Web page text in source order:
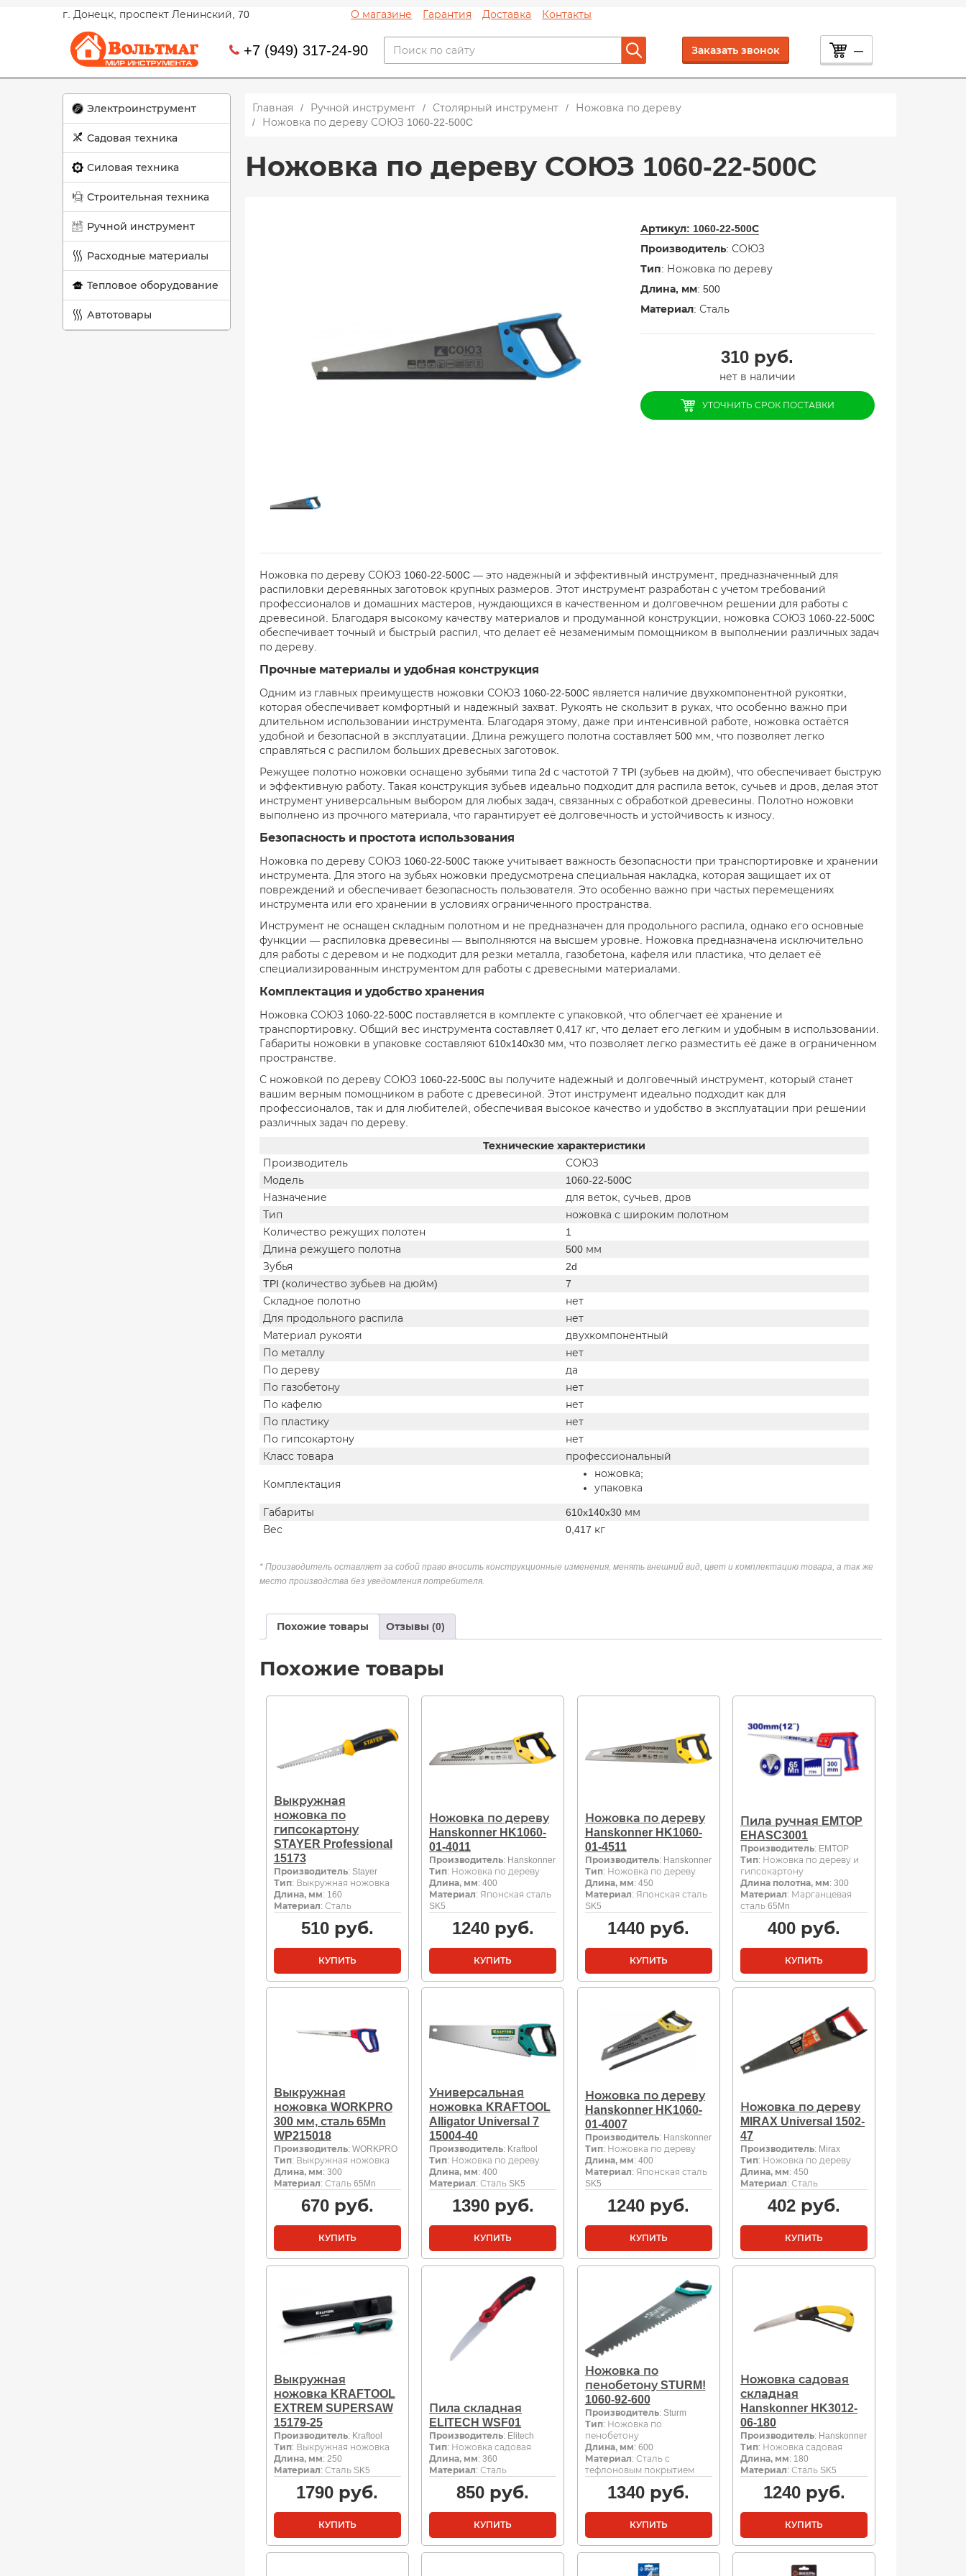
г. Донецк, проспект Ленинский, 70 О магазине Гарантия Доставка Контакты
+7 (949) 317-24-90 Заказать звонок —
Электроинструмент
Садовая техника
Силовая техника
Строительная техника
Ручной инструмент
Расходные материалы
Тепловое оборудование
Автотовары
Главная Ручной инструмент Столярный инструмент
Ножовка по дереву
Ножовка по дереву СОЮЗ 1060-22-500C
Ножовка по дереву СОЮЗ 1060-22-500C
Артикул: 1060-22-500С
Производитель: СОЮЗ
Тип: Ножовка по дереву
Длина, мм: 500
Материал: Сталь
310 руб.
нет в наличии
УТОЧНИТЬ СРОК ПОСТАВКИ
Ножовка по дереву СОЮЗ 1060-22-500C — это надежный и эффективный инструмент, предназначенный для
распиловки деревянных заготовок крупных размеров. Этот инструмент разработан с учетом требований
профессионалов и домашних мастеров, нуждающихся в качественном и долговечном решении для работы с
древесиной. Благодаря высокому качеству материалов и продуманной конструкции, ножовка СОЮЗ 1060-22-500C
обеспечивает точный и быстрый распил, что делает её незаменимым помощником в выполнении различных задач
по дереву.
Прочные материалы и удобная конструкция
Одним из главных преимуществ ножовки СОЮЗ 1060-22-500C является наличие двухкомпонентной рукоятки,
которая обеспечивает комфортный и надежный захват. Рукоять не скользит в руках, что особенно важно при
длительном использовании инструмента. Благодаря этому, даже при интенсивной работе, ножовка остаётся
удобной и безопасной в эксплуатации. Длина режущего полотна составляет 500 мм, что позволяет легко
справляться с распилом больших древесных заготовок.
Режущее полотно ножовки оснащено зубьями типа 2d с частотой 7 TPI (зубьев на дюйм), что обеспечивает быструю
и эффективную работу. Такая конструкция зубьев идеально подходит для распила веток, сучьев и дров, делая этот
инструмент универсальным выбором для любых задач, связанных с обработкой древесины. Полотно ножовки
выполнено из прочного материала, что гарантирует её долговечность и устойчивость к износу.
Безопасность и простота использования
Ножовка по дереву СОЮЗ 1060-22-500C также учитывает важность безопасности при транспортировке и хранении
инструмента. Для этого на зубьях ножовки предусмотрена специальная накладка, которая защищает их от
повреждений и обеспечивает безопасность пользователя. Это особенно важно при частых перемещениях
инструмента или его хранении в условиях ограниченного пространства.
Инструмент не оснащен складным полотном и не предназначен для продольного распила, однако его основные
функции — распиловка древесины — выполняются на высшем уровне. Ножовка предназначена исключительно
для работы с деревом и не подходит для резки металла, газобетона, кафеля или пластика, что делает её
специализированным инструментом для работы с древесными материалами.
Комплектация и удобство хранения
Ножовка СОЮЗ 1060-22-500C поставляется в комплекте с упаковкой, что облегчает её хранение и
транспортировку. Общий вес инструмента составляет 0,417 кг, что делает его легким и удобным в использовании.
Габариты ножовки в упаковке составляют 610x140x30 мм, что позволяет легко разместить её даже в ограниченном
пространстве.
С ножовкой по дереву СОЮЗ 1060-22-500C вы получите надежный и долговечный инструмент, который станет
вашим верным помощником в работе с древесиной. Этот инструмент идеально подходит как для
профессионалов, так и для любителей, обеспечивая высокое качество и удобство в эксплуатации при решении
различных задач по дереву.
Технические характеристики
Производитель
СОЮЗ
Модель
1060-22-500C
Назначение
для веток, сучьев, дров
Тип
ножовка с широким полотном
Количество режущих полотен
1
Длина режущего полотна
500 мм
Зубья
2d
TPI (количество зубьев на дюйм)
7
Складное полотно
нет
Для продольного распила
нет
Материал рукояти
двухкомпонентный
По металлу
нет
По дереву
да
По газобетону
нет
По кафелю
нет
По пластику
нет
По гипсокартону
нет
Класс товара
профессиональный
Комплектация
ножовка;
упаковка
Габариты
610x140x30 мм
Вес
0,417 кг
* Производитель оставляет за собой право вносить конструкционные изменения, менять внешний вид, цвет и комплектацию товара, а так же
место производства без уведомления потребителя.
Похожие товары Отзывы (0)
Похожие товары
Выкружная
ножовка по
гипсокартону
STAYER Professional
15173
Производитель: Stayer
Тип: Выкружная ножовка
Длина, мм: 160
Материал: Сталь
510руб.
КУПИТЬ
Ножовка по дереву
Hanskonner HK1060-
01-4011
Производитель: Hanskonner
Тип: Ножовка по дереву
Длина, мм: 400
Материал: Японская сталь
SK5
1240руб.
КУПИТЬ
Ножовка по дереву
Hanskonner HK1060-
01-4511
Производитель: Hanskonner
Тип: Ножовка по дереву
Длина, мм: 450
Материал: Японская сталь
SK5
1440 руб.
КУПИТЬ
Пила ручная EMTOP
EHASC3001
Производитель: EMTOP
Тип: Ножовка по дереву и
гипсокартону
Длина полотна, мм: 300
Материал: Марганцевая
сталь 65Mn
400 руб.
КУПИТЬ
Выкружная
ножовка WORKPRO
300 мм, сталь 65Mn
WP215018
Производитель: WORKPRO
Тип: Выкружная ножовка
Длина, мм: 300
Материал: Сталь 65Mn
670руб.
КУПИТЬ
Универсальная
ножовка KRAFTOOL
Alligator Universal 7
15004-40
Производитель: Kraftool
Тип: Ножовка по дереву
Длина, мм: 400
Материал: Сталь SK5
1390руб.
КУПИТЬ
Ножовка по дереву
Hanskonner HK1060-
01-4007
Производитель: Hanskonner
Тип: Ножовка по дереву
Длина, мм: 400
Материал: Японская сталь
SK5
1240 руб.
КУПИТЬ
Ножовка по дереву
MIRAX Universal 1502-
47
Производитель: Mirax
Тип: Ножовка по дереву
Длина, мм: 450
Материал: Сталь
402 руб.
КУПИТЬ
Выкружная
ножовка KRAFTOOL
EXTREM SUPERSAW
15179-25
Производитель: Kraftool
Тип: Выкружная ножовка
Длина, мм: 250
Материал: Сталь SK5
1790 руб.
КУПИТЬ
Пила складная
ELITECH WSF01
Производитель: Elitech
Тип: Ножовка садовая
Длина, мм: 360
Материал: Сталь
850 руб.
КУПИТЬ
Ножовка по
пенобетону STURM!
1060-92-600
Производитель: Sturm
Тип: Ножовка по
пенобетону
Длина, мм: 600
Материал: Сталь с
тефлоновым покрытием
1340 руб.
КУПИТЬ
Ножовка садовая
складная
Hanskonner HK3012-
06-180
Производитель: Hanskonner
Тип: Ножовка садовая
Длина, мм: 180
Материал: Сталь SK5
1240руб.
КУПИТЬ